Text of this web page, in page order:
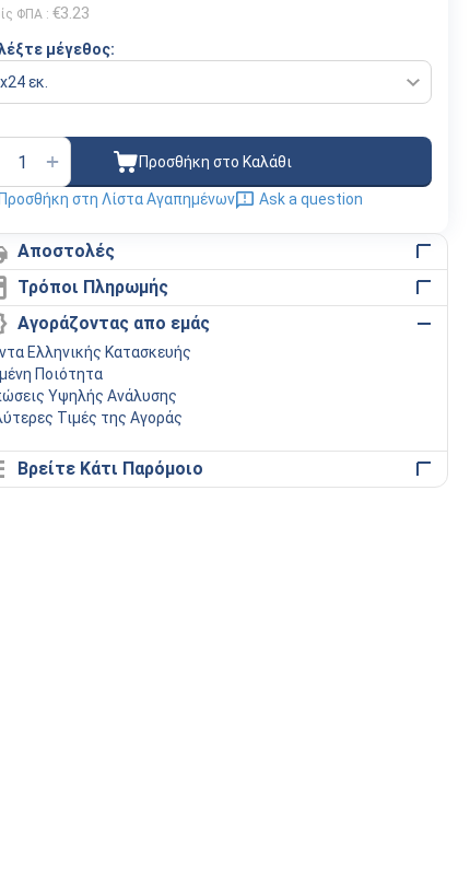
ΦΠΑ : €3.23
μέγεθος:
+ Προσθήκη στο Καλάθι
Προσθήκη στη Λίστα Αγαπημένων Ask a question
Αποστολές
Τρόποι Πληρωμής
Αγοράζοντας απο εμάς
Ελληνικής Κατασκευής
Ποιότητα
Υψηλής Ανάλυσης
Τιμές της Αγοράς
Βρείτε Κάτι Παρόμοιο